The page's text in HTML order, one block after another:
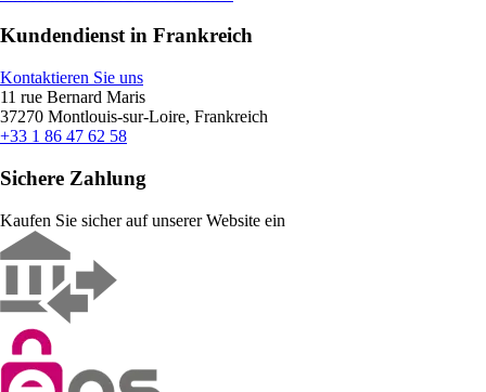
Kundendienst in Frankreich
Kontaktieren Sie uns
11 rue Bernard Maris
37270 Montlouis-sur-Loire, Frankreich
+33 1 86 47 62 58
Sichere Zahlung
Kaufen Sie sicher auf unserer Website ein